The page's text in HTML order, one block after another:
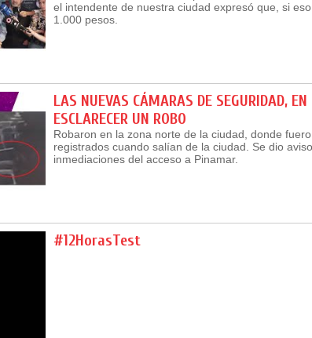
el intendente de nuestra ciudad expresó que, si
1.000 pesos.
LAS NUEVAS CÁMARAS DE SEGURIDAD,
ESCLARECER UN ROBO
Robaron en la zona norte de la ciudad, donde
registrados cuando salían de la ciudad. Se dio
inmediaciones del acceso a Pinamar.
#12HorasTest